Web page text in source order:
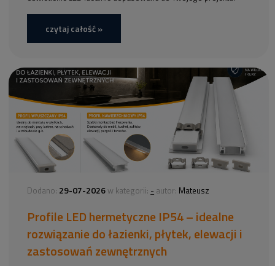
czytaj całość »
Dodano: 29-07-2026 w kategorii: - autor: Mateusz
Profile LED hermetyczne IP54 – idealne
rozwiązanie do łazienki, płytek, elewacji i
zastosowań zewnętrznych